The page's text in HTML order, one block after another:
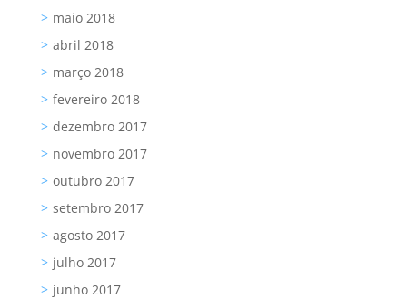
maio 2018
abril 2018
março 2018
fevereiro 2018
dezembro 2017
novembro 2017
outubro 2017
setembro 2017
agosto 2017
julho 2017
junho 2017